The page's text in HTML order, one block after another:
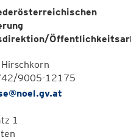
9005-12175
1